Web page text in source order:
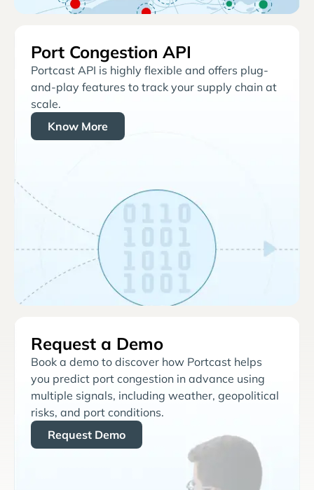
Port Congestion API
Portcast API is highly flexible and offers plug-
and-play features to track your supply chain at
scale.
Know More
Request a Demo
Book a demo to discover how Portcast helps
you predict port congestion in advance using
multiple signals, including weather, geopolitical
risks, and port conditions.
Request Demo